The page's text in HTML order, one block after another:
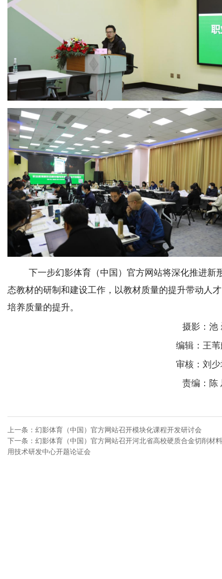
下一步幻影体育（中国）官方网站将深化推进新
态教材的研制和建设工作，以教材质量的提升带动人才
培养质量的提升。
摄影：池
编辑：王
审核：刘
责编：陈
上一条： 幻影体育（中国）官方网站召开模块化课程开发研讨会
下一条： 幻影体育（中国）官方网站召开河北省高校硬质合金切削材
用技术研发中心开题论证会